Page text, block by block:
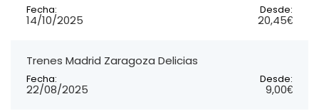
Fecha:
14/10/2025
Desde:
20,45€
Trenes Madrid Zaragoza Delicias
Fecha:
22/08/2025
Desde:
9,00€